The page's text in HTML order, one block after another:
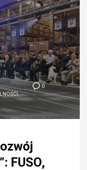
0
,
FUSO,